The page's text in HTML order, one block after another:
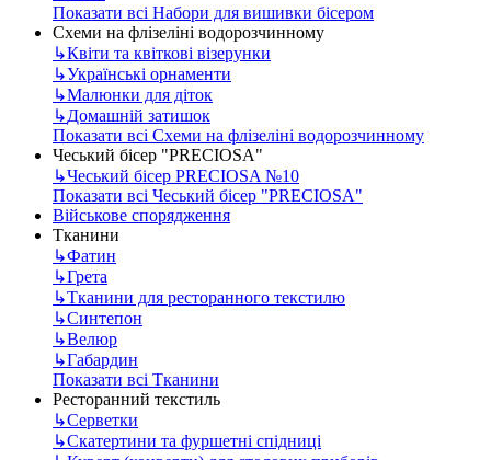
Показати всі Набори для вишивки бісером
Схеми на флізеліні водорозчинному
↳Квіти та квіткові візерунки
↳Українські орнаменти
↳Малюнки для діток
↳Домашній затишок
Показати всі Схеми на флізеліні водорозчинному
Чеський бісер "PRECIOSA"
↳Чеський бісер PRECIOSA №10
Показати всі Чеський бісер "PRECIOSA"
Військове спорядження
Тканини
↳Фатин
↳Грета
↳Тканини для ресторанного текстилю
↳Синтепон
↳Велюр
↳Габардин
Показати всі Тканини
Ресторанний текстиль
↳Серветки
↳Скатертини та фуршетні спідниці